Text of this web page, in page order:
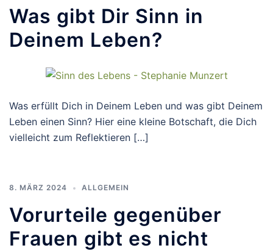
Was gibt Dir Sinn in
Deinem Leben?
Was erfüllt Dich in Deinem Leben und was gibt Deinem
Leben einen Sinn? Hier eine kleine Botschaft, die Dich
vielleicht zum Reflektieren […]
8. MÄRZ 2024 ALLGEMEIN
Vorurteile gegenüber
Frauen gibt es nicht